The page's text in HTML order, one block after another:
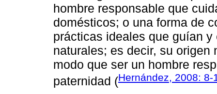
hombre responsable que
domésticos; o una forma de
prácticas ideales que guían
naturales; es decir, su origen
modo que ser un hombre
paternidad (Hernández, 2008: 8-